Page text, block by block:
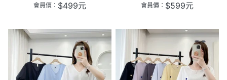
會員價： $499元 會員價： $599元